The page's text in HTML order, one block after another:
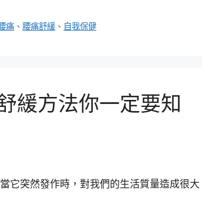
痛 、 腰痛舒緩 、 自我保健
緩方法你一定要知
它突然發作時，對我們的生活質量造成很大